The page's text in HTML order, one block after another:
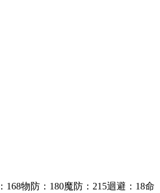
： 168物防 ： 180魔防 ： 215迴避 ： 18命